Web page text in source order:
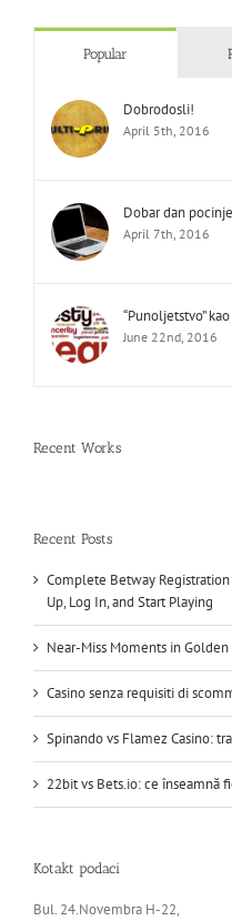
Popular
Dobrodosli!
April 5th, 2016
Dobar dan
April 7th, 2016
“Punoljetstvo”
June 22nd, 2016
Recent Works
Recent Posts
Complete Betway
Up, Log In, and Start Playing
Near-Miss Moments in Golden
Casino senza requisiti di
Spinando vs Flamez Casino:
22bit vs Bets.io: ce înseamnă
Kotakt podaci
Bul. 24.Novembra H-22,